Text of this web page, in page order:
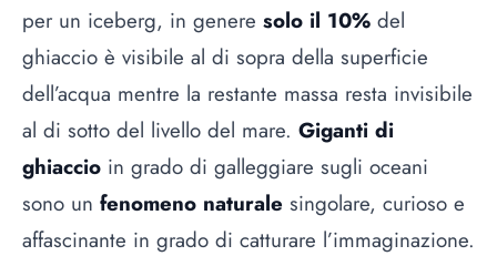
per un iceberg, in genere solo il 10% del
ghiaccio è visibile al di sopra della superficie
dell’acqua mentre la restante massa resta invisibile
al di sotto del livello del mare. Giganti di
ghiaccio in grado di galleggiare sugli oceani
sono un fenomeno naturale singolare, curioso e
affascinante in grado di catturare l’immaginazione.